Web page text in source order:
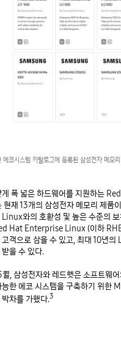
에코시스템 카탈로그에 등록된 삼성전자 메모
폭 넓은 하드웨어를 지원하는
재 13개의 삼성전자 메모리 제품
와의 호환성 및 높은 수준의
Hat Enterprise Linux (이하
고객으로 삼을 수 있고, 최대 10년
을 수 있다.
, 삼성전자와 레드햇은 소프트웨
한 에코 시스템을 구축하기 위한
차를 가했다.3